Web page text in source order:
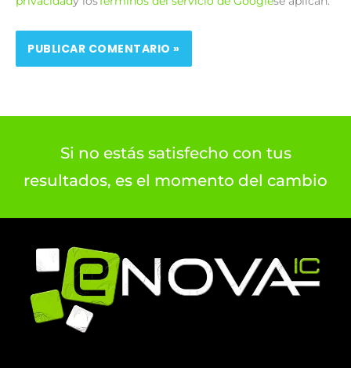
Si no estás satisfecho con tus
resultados, es el momento del cambio